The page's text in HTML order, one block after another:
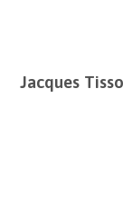
Jacques